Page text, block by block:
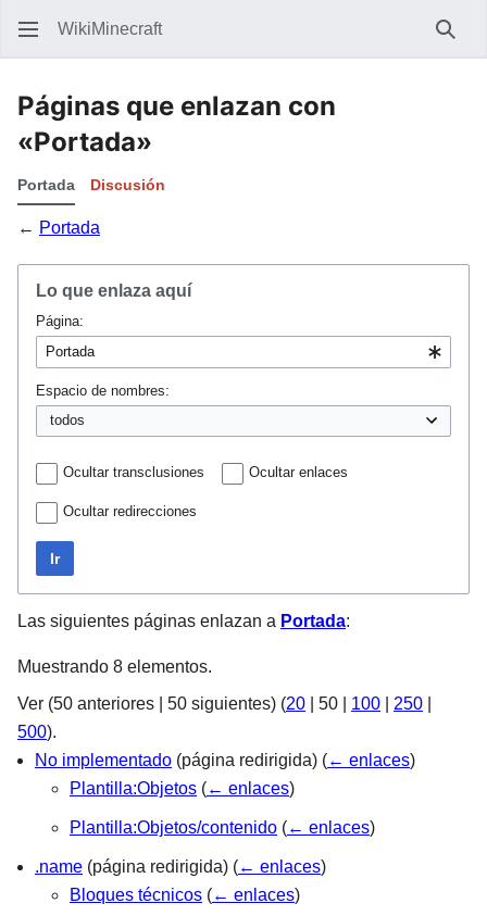
WikiMinecraft
Páginas que enlazan con
«Portada»
Portada Discusión
← Portada
Lo que enlaza aquí
Página:
Espacio de nombres:
Ocultar transclusiones Ocultar enlaces
Ocultar redirecciones
Ir
Las siguientes páginas enlazan a Portada:
Muestrando 8 elementos.
Ver (50 anteriores 50 siguientes) (20 50 100 250
500).
No implementado (página redirigida) (← enlaces)
Plantilla:Objetos (← enlaces)
Plantilla:Objetos/contenido (← enlaces)
.name (página redirigida) (← enlaces)
Bloques técnicos (← enlaces)